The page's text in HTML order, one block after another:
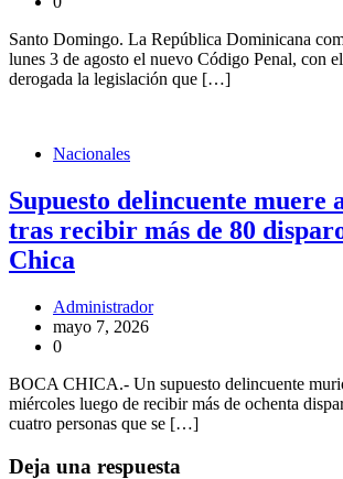
Santo Domingo. La República Dominicana
lunes 3 de agosto el nuevo Código Penal, con
derogada la legislación que […]
Nacionales
Supuesto delincuente muere
tras recibir más de 80
Chica
Administrador
mayo 7, 2026
0
BOCA CHICA.- Un supuesto delincuente
miércoles luego de recibir más de ochenta
cuatro personas que se […]
Deja una respuesta